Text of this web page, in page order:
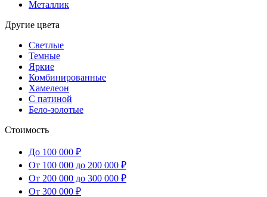
Металлик
Другие цвета
Светлые
Темные
Яркие
Комбинированные
Хамелеон
С патиной
Бело-золотые
Стоимость
До 100 000 ₽
От 100 000 до 200 000 ₽
От 200 000 до 300 000 ₽
От 300 000 ₽